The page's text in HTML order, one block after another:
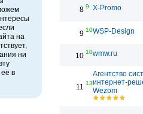
на
ни
в
8 9 X-Promo
9 10WSP-Design
10 10wmw.ru
11 13
Агентство
интернет-
Wezom